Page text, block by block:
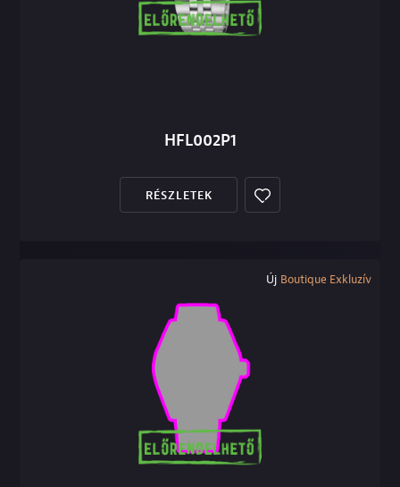
HFL002P1
RÉSZLETEK
Új Boutique Exkluzív